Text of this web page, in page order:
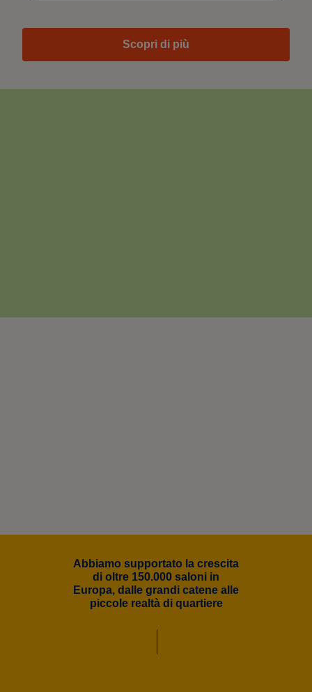
Scopri di più
Abbiamo supportato la crescita
di oltre 150.000 saloni in
Europa, dalle grandi catene alle
piccole realtà di quartiere